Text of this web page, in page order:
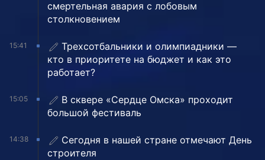
смертельная авария с лобовым
столкновением
15:41
Трехсотбальники и олимпиадники —
кто в приоритете на бюджет и как это
работает?
15:05
В сквере «Сердце Омска» проходит
большой фестиваль
14:38
Сегодня в нашей стране отмечают День
строителя